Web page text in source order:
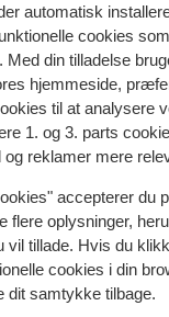
automatisk
cookies
Med din tilladelse
hjemmeside,
til at analysere
1. og 3. parts
reklamer mere
accepterer du
flere oplysninger,
tillade. Hvis du
cookies i din
samtykke tilbage.
oplevelser
Fabelagtig
stranden ?? God
stranden ?? God